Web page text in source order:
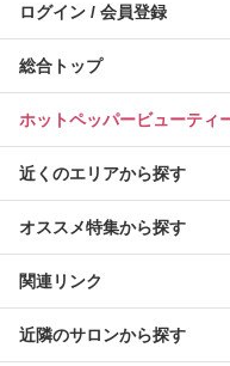
ログイン / 会員登録
総合トップ
ホットペッパービューテ
近くのエリアから探す
オススメ特集から探す
関連リンク
近隣のサロンから探す